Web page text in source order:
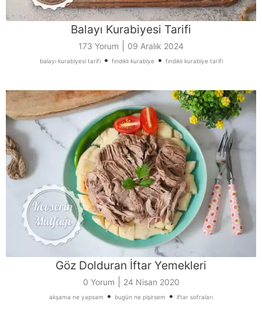
Balayı Kurabiyesi Tarifi
173 Yorum 09 Aralık 2024
balayı kurabiyesi tarifi• fındıklı kurabiye• fındıklı kurabiye tarifi
Göz Dolduran İftar Yemekleri
0 Yorum 24 Nisan 2020
akşama ne yapsam • bugün ne pişirsem • iftar sofraları